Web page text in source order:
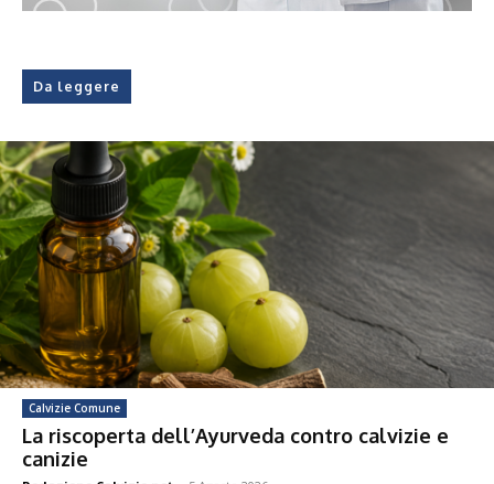
Da leggere
Calvizie Comune
La riscoperta dell’Ayurveda contro calvizie e
canizie